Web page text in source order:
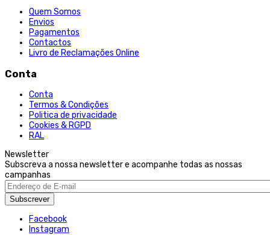
Quem Somos
Envios
Pagamentos
Contactos
Livro de Reclamações Online
Conta
Conta
Termos & Condições
Politica de privacidade
Cookies & RGPD
RAL
Newsletter
Subscreva a nossa newsletter e acompanhe todas as nossas
campanhas
Subscrever
Facebook
Instagram